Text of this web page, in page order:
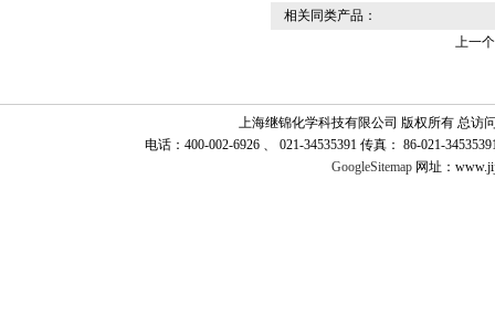
相关同类产品：
上一
上海继锦化学科技有限公司 版权所有 总访
电话：400-002-6926 、 021-34535391 传真： 86-021-
GoogleSitemap 网址：